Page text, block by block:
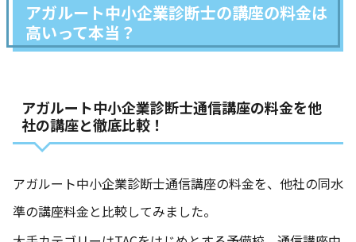
アガルート中小企業診断士の講座の料金は
高いって本当？
アガルート中小企業診断士通信講座の料金を他
社の講座と徹底比較！
アガルート中小企業診断士通信講座の料金を、他社の同水
準の講座料金と比較してみました。